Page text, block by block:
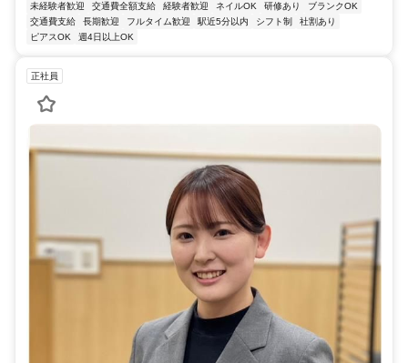
未経験者歓迎
交通費全額支給 経験者歓迎 ネイルOK 研修あり
ブランクOK
交通費支給
長期歓迎 フルタイム歓迎 駅近5分以内 シフト制
社割あり
ピアスOK
週4日以上OK
正社員